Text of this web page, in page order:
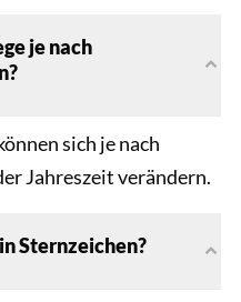
je nach
sich je nach
Jahreszeit verändern.
Sternzeichen?